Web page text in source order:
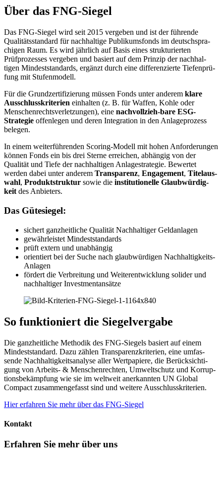
Über das FNG-Siegel
Das FNG-Siegel wird seit 2015 vergeben und ist der führende
Quali­täts­stan­dard für nachhal­tige Publi­kums­fonds im deutsch­spra­
chigen Raum. Es wird jährlich auf Basis eines struk­tu­rierten
Prüfpro­zesses vergeben und basiert auf dem Prinzip der nachhal­
tigen Mindest­stan­dards, ergänzt durch eine diffe­ren­zierte Tiefen­prü­
fung mit Stufen­mo­dell.
Für die Grund­zer­ti­fi­zie­rung müssen Fonds unter anderem klare
Ausschluss­kri­te­rien einhalten (z. B. für Waffen, Kohle oder
Menschen­rechts­ver­let­zungen), eine nachvoll­zieh-bare ESG-
Strategie offen­legen und deren Integra­tion in den Anlage­pro­zess
belegen.
In einem weiter­füh­renden Scoring-Modell mit hohen Anfor­de­rungen
können Fonds ein bis drei Sterne errei­chen, abhängig von der
Qualität und Tiefe der nachhal­tigen Anlage­stra­tegie. Bewertet
werden dabei unter anderem Trans­pa­renz, Engage­ment, Titel­aus­
wahl, Produkt­struktur sowie die insti­tu­tio­nelle Glaub­wür­dig­
keit des Anbie­ters.
Das Gütesiegel:
sichert ganzheit­liche Qualität Nachhal­tiger Geldan­lagen
gewähr­lei­stet Mindest­stan­dards
prüft extern und unabhängig
orien­tiert bei der Suche nach glaub­wür­digen Nachhal­tig­keits-
Anlagen
fördert die Verbrei­tung und Weiter­ent­wick­lung solider und
nachhal­tiger Invest­ment­an­sätze
So funktio­niert die Siegel­ver­gabe
Die ganzheit­liche Methodik des FNG-Siegels basiert auf einem
Mindest­stan­dard. Dazu zählen Trans­pa­renz­kri­te­rien, eine umfas­
sende Nachhal­tig­keits­ana­lyse aller Wertpa­piere, die Berück­sich­ti­
gung von Arbeits- & Menschen­rechten, Umwelt­schutz und Korrup­
ti­ons­be­kämp­fung wie sie im weltweit anerkannten UN Global
Compact zusam­men­ge­fasst sind und weitere Ausschluss­kri­te­rien.
Hier erfahren Sie mehr über das FNG-Siegel
Kontakt
Erfahren Sie mehr über uns